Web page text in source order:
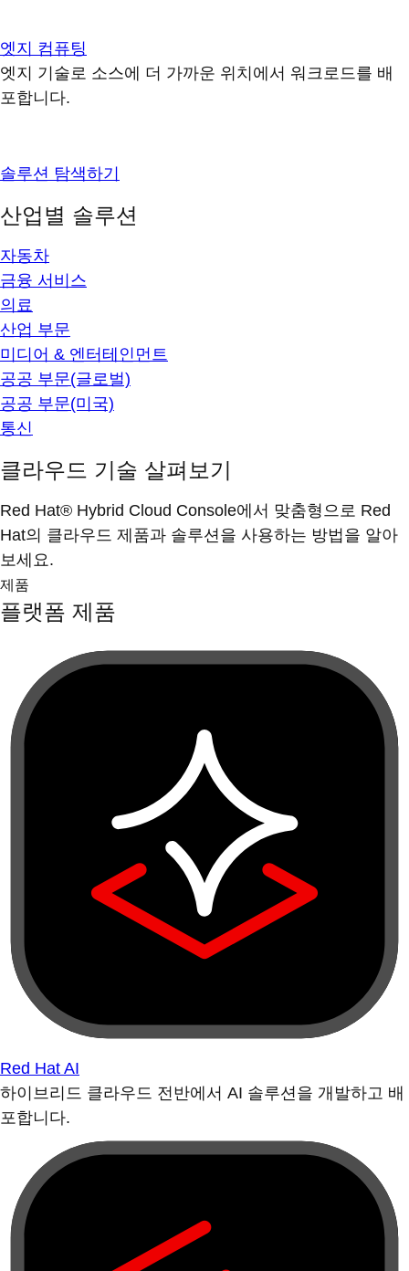
엣지 컴퓨팅
엣지 기술로 소스에 더 가까운 위치에서 워크로드를 배
포합니다.
솔루션 탐색하기
산업별 솔루션
자동차
금융 서비스
의료
산업 부문
미디어 & 엔터테인먼트
공공 부문(글로벌)
공공 부문(미국)
통신
클라우드 기술 살펴보기
Red Hat® Hybrid Cloud Console에서 맞춤형으로 Red
Hat의 클라우드 제품과 솔루션을 사용하는 방법을 알아
보세요.
제품
플랫폼 제품
Red Hat AI
하이브리드 클라우드 전반에서 AI 솔루션을 개발하고 배
포합니다.